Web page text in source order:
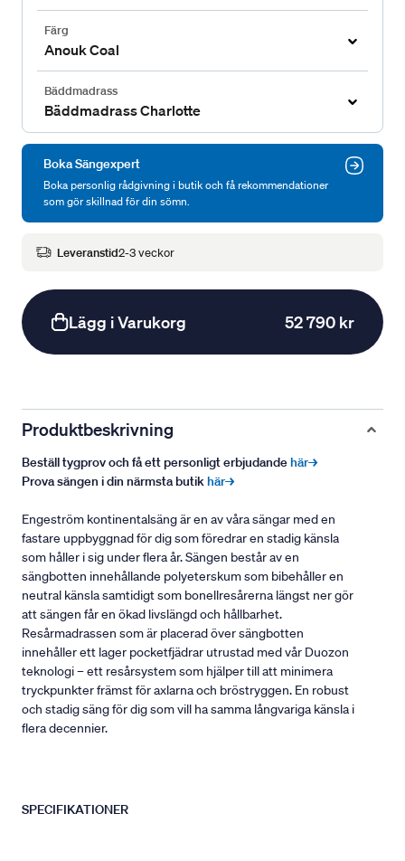
Färg
Anouk Coal
Bäddmadrass
Bäddmadrass Charlotte
Boka Sängexpert
Boka personlig rådgivning i butik och få rekommendationer
som gör skillnad för din sömn.
Leveranstid2-3 veckor
Lägg i Varukorg 52 790 kr
Produktbeskrivning
Beställ tygprov och få ett personligt erbjudandehär→
Prova sängen i din närmsta butikhär→
Engeström kontinentalsäng är en av våra sängar med en
fastare uppbyggnad för dig som föredrar en stadig känsla
som håller i sig under flera år. Sängen består av en
sängbotten innehållande polyeterskum som bibehåller en
neutral känsla samtidigt som bonellresårerna längst ner gör
att sängen får en ökad livslängd och hållbarhet.
Resårmadrassen som är placerad över sängbotten
innehåller ett lager pocketfjädrar utrustad med vår Duozon
teknologi – ett resårsystem som hjälper till att minimera
tryckpunkter främst för axlarna och bröstryggen. En robust
och stadig säng för dig som vill ha samma långvariga känsla i
flera decennier.
SPECIFIKATIONER